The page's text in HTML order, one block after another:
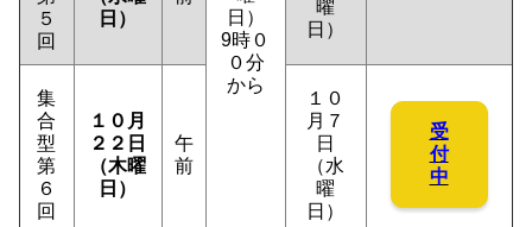
日）
9時０
０分
から
５
回
日）
曜
日）
集
合
型
第
６
回
１０月
２２日
（木曜
日）
午
前
１０
月７
日
（水
曜
日）
受
付
中